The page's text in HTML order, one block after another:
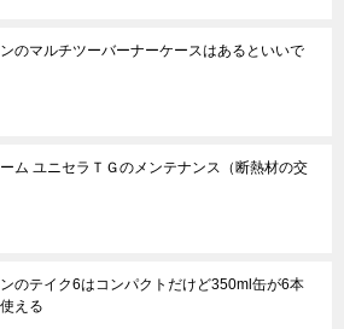
のマルチツーバーナーケースはあるといいで
ム ユニセラＴＧのメンテナンス（断熱材の交
のテイク6はコンパクトだけど350ml缶が6本
える